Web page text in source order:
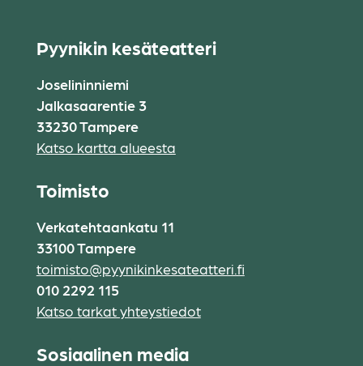
Pyynikin kesäteatteri
Joselininniemi
Jalkasaarentie 3
33230 Tampere
Katso kartta alueesta
Toimisto
Verkatehtaankatu 11
33100 Tampere
toimisto@pyynikinkesateatteri.fi
010 2292 115
Katso tarkat yhteystiedot
Sosiaalinen media